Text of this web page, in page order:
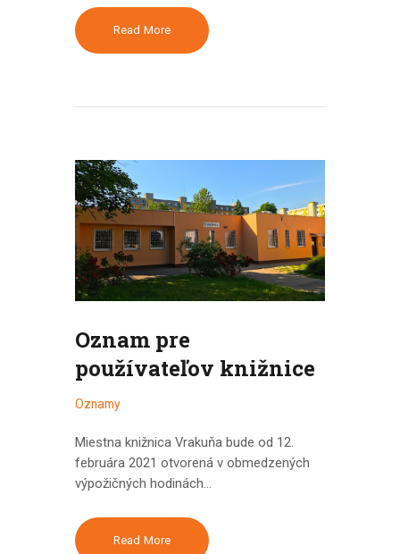
Read More
Oznam pre
používateľov knižnice
Oznamy
Miestna knižnica Vrakuňa bude od 12.
februára 2021 otvorená v obmedzených
výpožičných hodinách…
Read More